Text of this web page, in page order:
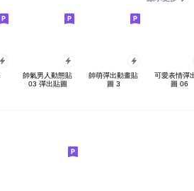
帥氣男人動態貼
03 彈出貼圖
帥萌彈出動畫貼
圖 3
可愛表情彈
圖 06